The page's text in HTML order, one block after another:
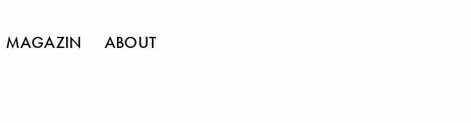
MAGAZIN ABOUT